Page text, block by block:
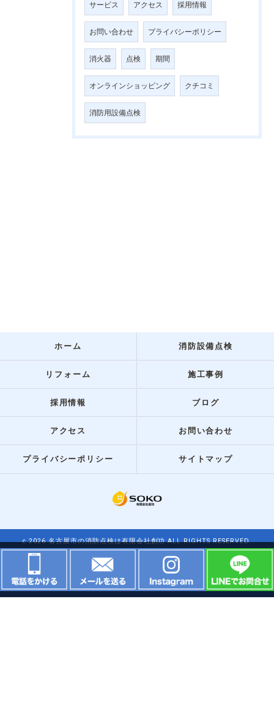
サービス アクセス 採用情報
お問い合わせ プライバシーポリシー
消火器 点検 期間
オンラインショッピング クチコミ
消防用設備点検
ホーム 消防設備点検
リフォーム 施工事例
採用情報 ブログ
アクセス お問い合わせ
プライバシーポリシー サイトマップ
c 2026 名古屋市の消防点検は有限会社創功 ALL RIGHTS RESERVED.